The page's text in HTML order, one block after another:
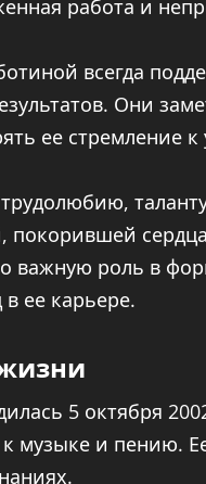
работа и
всегда
Они
ее стремление к
покорившей
важную роль в
ее карьере.
5 октября
музыке и пению.